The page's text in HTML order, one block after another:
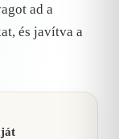
ad a
és javítva a